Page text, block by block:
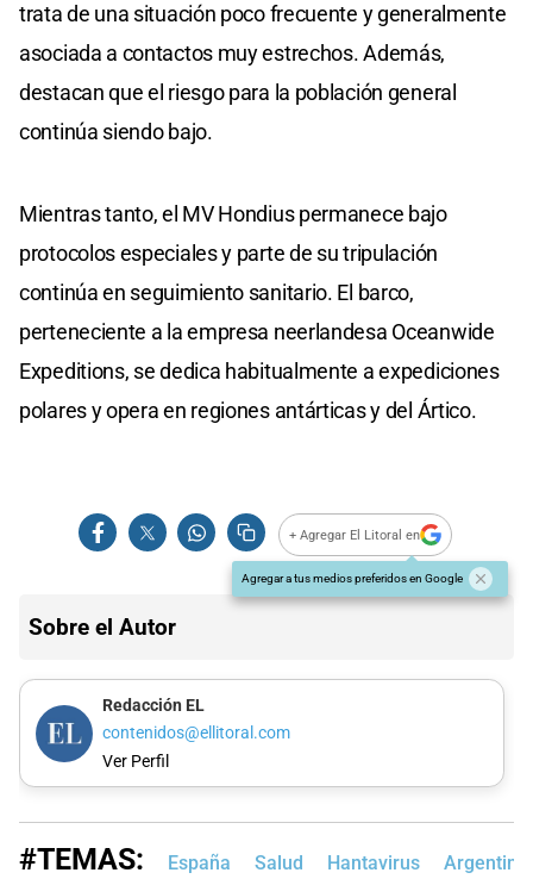
trata de una situación poco frecuente y generalmente
asociada a contactos muy estrechos. Además,
destacan que el riesgo para la población general
continúa siendo bajo.
Mientras tanto, el MV Hondius permanece bajo
protocolos especiales y parte de su tripulación
continúa en seguimiento sanitario. El barco,
perteneciente a la empresa neerlandesa Oceanwide
Expeditions, se dedica habitualmente a expediciones
polares y opera en regiones antárticas y del Ártico.
+ Agregar El Litoral en
Agregar a tus medios preferidos en Google
Sobre el Autor
Redacción EL
contenidos@ellitoral.com
Ver Perfil
#TEMAS: España Salud Hantavirus Argentina